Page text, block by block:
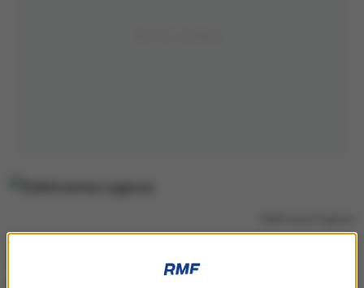
Do likwidacji przeznaczono trzy ogromne chłodnie